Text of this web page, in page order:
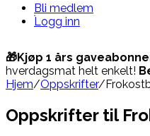
Bli medlem
Logg inn
🎁Kjøp 1 års
hverdagsmat helt enkelt!
Hjem/Oppskrifter/
Oppskrifter til